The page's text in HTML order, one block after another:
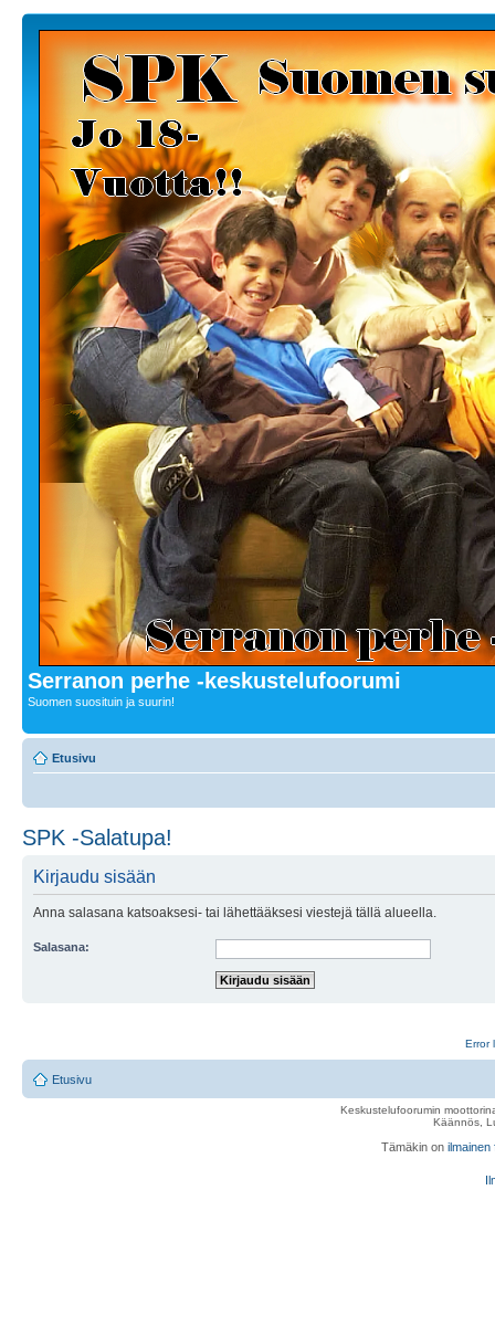
Serranon perhe -keskustelufoorumi
Suomen suosituin ja suurin!
Etusivu
SPK -Salatupa!
Kirjaudu sisään
Anna salasana katsoaksesi- tai lähettääksesi viestejä tällä alueella.
Salasana:
Error
Etusivu
Keskustelufoorumin
Käännös,
Tämäkin on ilmainen